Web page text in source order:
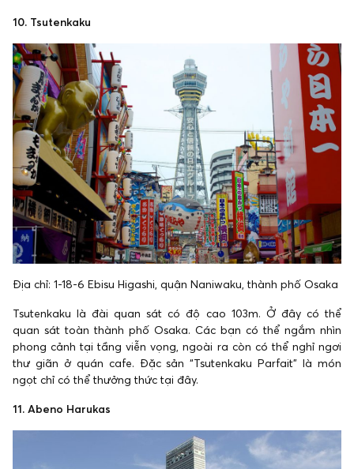
10. Tsutenkaku
Địa chỉ: 1-18-6 Ebisu Higashi, quận Naniwaku, thành phố Osaka
Tsutenkaku là đài quan sát có độ cao 103m. Ở đây có thể
quan sát toàn thành phố Osaka. Các bạn có thể ngắm nhìn
phong cảnh tại tầng viễn vọng, ngoài ra còn có thể nghỉ ngơi
thư giãn ở quán cafe. Đặc sản “Tsutenkaku Parfait” là món
ngọt chỉ có thể thưởng thức tại đây.
11. Abeno Harukas